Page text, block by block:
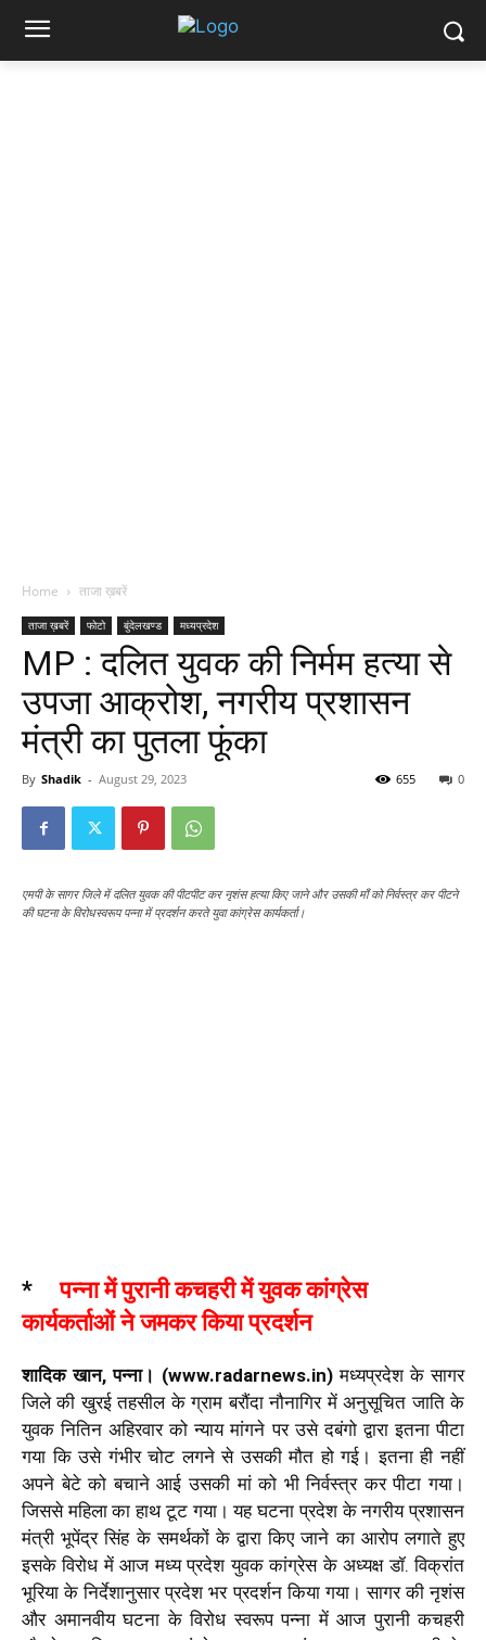
Home ताजा ख़बरें
ताजा ख़बरें फोटो बुंदेलखण्ड मध्यप्रदेश
MP : दलित युवक की निर्मम हत्या से
उपजा आक्रोश, नगरीय प्रशासन
मंत्री का पुतला फूंका
By Shadik - August 29, 2023 0
655
एमपी के सागर जिले में दलित युवक की पीटपीट कर नृशंस हत्या किए जाने और उसकी माँ को निर्वस्त्र कर पीटने
की घटना के विरोधस्वरूप पन्ना में प्रदर्शन करते युवा कांग्रेस कार्यकर्ता।
*पन्ना में पुरानी कचहरी में युवक कांग्रेस
कार्यकर्ताओं ने जमकर किया प्रदर्शन
शादिक खान, पन्ना। (www.radarnews.in)मध्यप्रदेश के सागर
जिले की खुरई तहसील के ग्राम बरौंदा नौनागिर में अनुसूचित जाति के
युवक नितिन अहिरवार को न्याय मांगने पर उसे दबंगो द्वारा इतना पीटा
गया कि उसे गंभीर चोट लगने से उसकी मौत हो गई। इतना ही नहीं
अपने बेटे को बचाने आई उसकी मां को भी निर्वस्त्र कर पीटा गया।
जिससे महिला का हाथ टूट गया। यह घटना प्रदेश के नगरीय प्रशासन
मंत्री भूपेंद्र सिंह के समर्थकों के द्वारा किए जाने का आरोप लगाते हुए
इसके विरोध में आज मध्य प्रदेश युवक कांग्रेस के अध्यक्ष डॉ. विक्रांत
भूरिया के निर्देशानुसार प्रदेश भर प्रदर्शन किया गया। सागर की नृशंस
और अमानवीय घटना के विरोध स्वरूप पन्ना में आज पुरानी कचहरी